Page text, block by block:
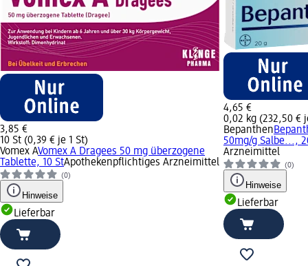
3,85 €
10 St (0,39 € je 1 St)
Vomex AVomex A Dragees 50 mg überzogene
Tablette, 10 StApothekenpflichtiges Arzneimittel
(0)
Hinweise
Lieferbar
4,65 €
0,02 kg (232,50 €
Bepanthen
50mg/g Salbe...,
Arzneimittel
(0)
Hinweise
Lieferbar